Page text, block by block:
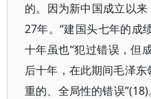
的。因为新中国成立以
27年。“建国头七年的成
十年虽也“犯过错误，但
后十年，在此期间毛泽东
重的、全局性的错误